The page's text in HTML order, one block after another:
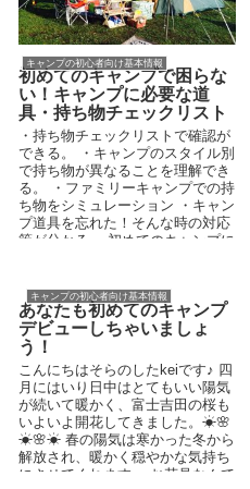
キャンプの初心者向け基本情報
初めてのキャンプで困らな
い！キャンプに必要な道
具・持ち物チェックリスト
・持ち物チェックリストで確認が
できる。 ・キャンプのスタイル別
で持ち物が異なることを理解でき
る。 ・ファミリーキャンプでの持
ち物をシミュレーション ・キャン
プ道具を忘れた！そんな時の対応
策が分かる。 初めてのキャンプに
キャンプの初心者向け基本情報
あなたも初めてのキャンプ
デビューしちゃいましょ
う！
こんにちはそらのしたkeiです♪ 四
月にはいり日中はとてもいい陽気
が続いて暖かく、富士吉田の桜も
いよいよ開花してきました。☀🌸
☀🌸☀ 春の陽気は寒かった冬から
解放され、暖かく穏やかな気持ち
にさせてくれます。 お花見なんて